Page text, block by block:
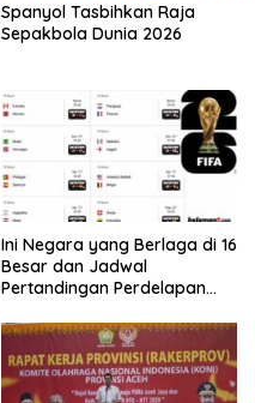
Spanyol Tasbihkan Raja
Sepakbola Dunia 2026
Ini Negara yang Berlaga di 16
Besar dan Jadwal
Pertandingan Perdelapan